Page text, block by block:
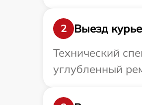
2
Выезд
Технический
углубленный